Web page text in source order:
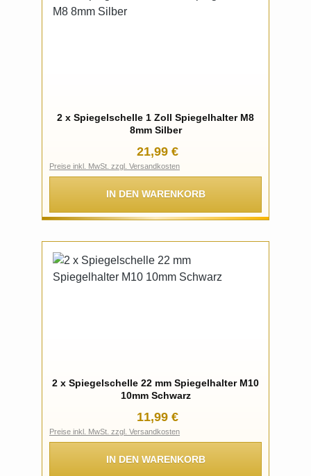
2 x Spiegelschelle 1 Zoll Spiegelhalter M8
8mm Silber
Regulärer Preis:
21,99 €
Preise inkl. MwSt. zzgl. Versandkosten
IN DEN WARENKORB
2 x Spiegelschelle 22 mm Spiegelhalter M10
10mm Schwarz
Regulärer Preis:
11,99 €
Preise inkl. MwSt. zzgl. Versandkosten
IN DEN WARENKORB